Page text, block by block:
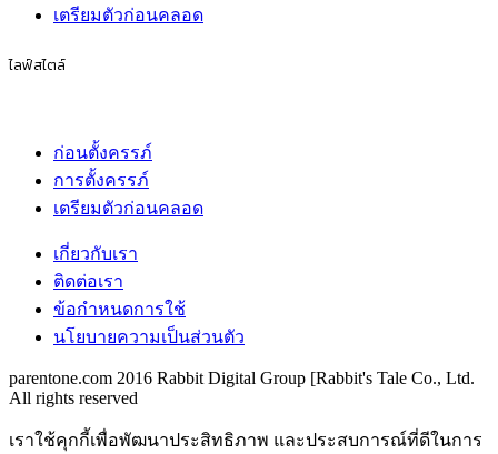
เตรียมตัวก่อนคลอด
ไลฟ์สไตล์
ก่อนตั้งครรภ์
การตั้งครรภ์
เตรียมตัวก่อนคลอด
เกี่ยวกับเรา
ติดต่อเรา
ข้อกำหนดการใช้
นโยบายความเป็นส่วนตัว
parentone.com 2016 Rabbit Digital Group [Rabbit's Tale Co., Ltd.
All rights reserved
เราใช้คุกกี้เพื่อพัฒนาประสิทธิภาพ และประสบการณ์ที่ดีในการ